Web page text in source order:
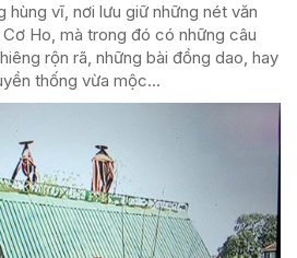
hùng vĩ, nơi lưu giữ những nét văn
Ho, mà trong đó có những câu
rộn rã, những bài đồng dao, hay
thống vừa mộc...